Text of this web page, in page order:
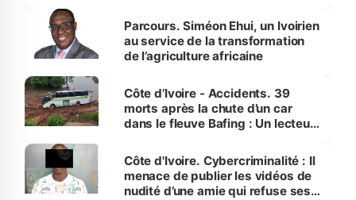
Parcours. Siméon Ehui, un Ivoirien
au service de la transformation
de l’agriculture africaine
Côte d’Ivoire - Accidents. 39
morts après la chute d’un car
dans le fleuve Bafing : Un lecteur
des Transports
Côte d'Ivoire. Cybercriminalité : Il
menace de publier les vidéos de
nudité d’une amie qui refuse ses